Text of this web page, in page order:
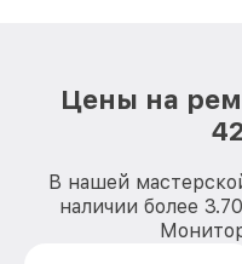
Цены на
В нашей
наличии более